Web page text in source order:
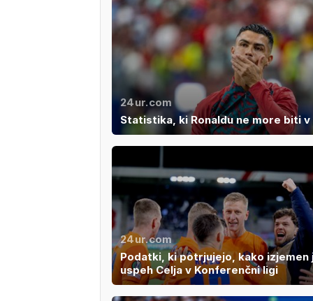
24ur.com
Statistika, ki Ronaldu ne more biti v
24ur.com
Podatki, ki potrjujejo, kako izjemen
uspeh Celja v Konferenčni ligi